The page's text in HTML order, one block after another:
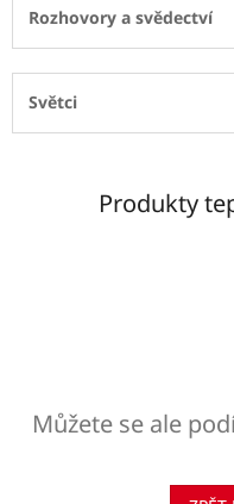
Rozhovory a svědectví
Světci
Produkty
Můžete se ale